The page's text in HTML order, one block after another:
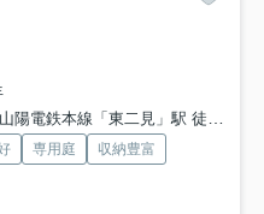
山陽電鉄本線「東二見」駅 徒歩16分
専用庭
収納豊富